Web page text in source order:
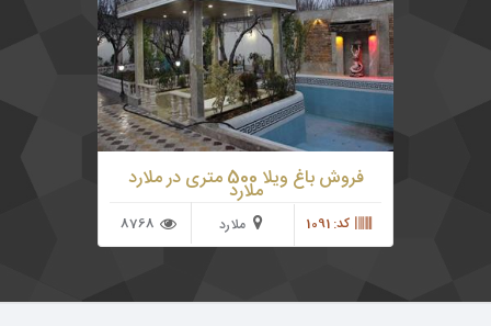
فروش باغ ویلا 500 متری در ملارد ملارد
کد: 1091 ملارد 8768